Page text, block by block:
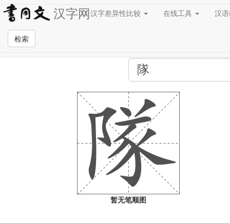
汉字网汉字差异性比较 在线工具 汉
检索
全站检索页面
暂无笔顺图